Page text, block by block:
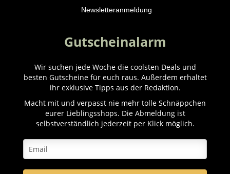
Newsletteranmeldung
Gutscheinalarm
Wir suchen jede Woche die coolsten Deals und
besten Gutscheine für euch raus. Außerdem erhaltet
ihr exklusive Tipps aus der Redaktion.
Macht mit und verpasst nie mehr tolle Schnäppchen
eurer Lieblingsshops. Die Abmeldung ist
selbstverständlich jederzeit per Klick möglich.